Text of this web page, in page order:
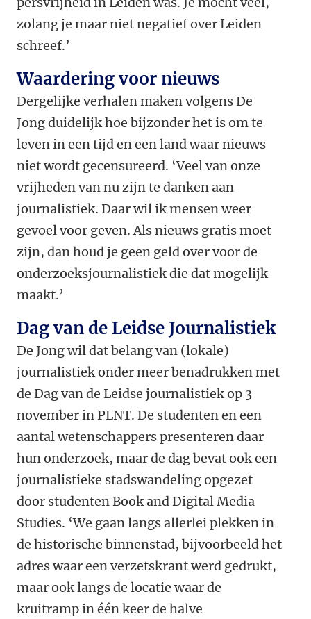
zolang je maar niet negatief over Leiden
schreef.’
Waardering voor nieuws
Dergelijke verhalen maken volgens De
Jong duidelijk hoe bijzonder het is om te
leven in een tijd en een land waar nieuws
niet wordt gecensureerd. ‘Veel van onze
vrijheden van nu zijn te danken aan
journalistiek. Daar wil ik mensen weer
gevoel voor geven. Als nieuws gratis moet
zijn, dan houd je geen geld over voor de
onderzoeksjournalistiek die dat mogelijk
maakt.’
Dag van de Leidse Journalistiek
De Jong wil dat belang van (lokale)
journalistiek onder meer benadrukken met
de Dag van de Leidse journalistiek op 3
november in PLNT. De studenten en een
aantal wetenschappers presenteren daar
hun onderzoek, maar de dag bevat ook een
journalistieke stadswandeling opgezet
door studenten Book and Digital Media
Studies. ‘We gaan langs allerlei plekken in
de historische binnenstad, bijvoorbeeld het
adres waar een verzetskrant werd gedrukt,
maar ook langs de locatie waar de
kruitramp in één keer de halve